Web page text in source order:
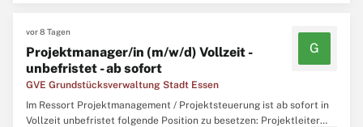
vor 8 Tagen
Projektmanager/in (m/w/d) Vollzeit -
unbefristet - ab sofort
GVE Grundstücksverwaltung Stadt Essen
G
Im Ressort Projektmanagement / Projektsteuerung ist ab sofort in
Vollzeit unbefristet folgende Position zu besetzen: Projektleiter